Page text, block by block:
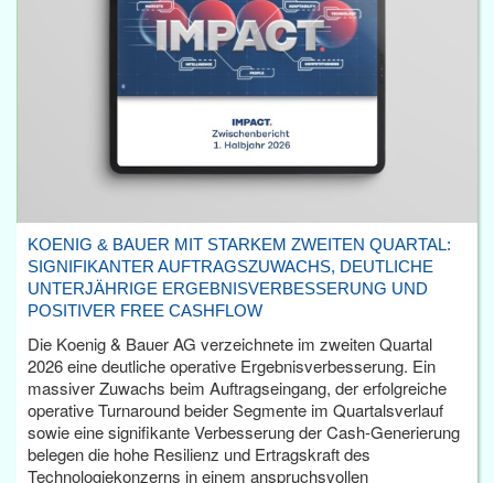
KOENIG & BAUER MIT STARKEM ZWEITEN QUARTAL:
SIGNIFIKANTER AUFTRAGSZUWACHS, DEUTLICHE
UNTERJÄHRIGE ERGEBNISVERBESSERUNG UND
POSITIVER FREE CASHFLOW
Die Koenig & Bauer AG verzeichnete im zweiten Quartal
2026 eine deutliche operative Ergebnisverbesserung. Ein
massiver Zuwachs beim Auftragseingang, der erfolgreiche
operative Turnaround beider Segmente im Quartalsverlauf
sowie eine signifikante Verbesserung der Cash-Generierung
belegen die hohe Resilienz und Ertragskraft des
Technologiekonzerns in einem anspruchsvollen